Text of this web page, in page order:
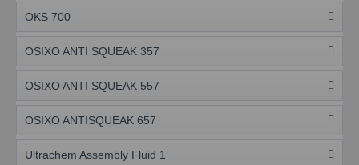
OKS 700
OSIXO ANTI SQUEAK 357
OSIXO ANTI SQUEAK 557
OSIXO ANTISQUEAK 657
Ultrachem Assembly Fluid 1